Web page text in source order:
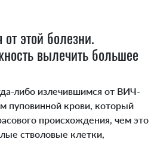
этой болезни.
вылечить большее
либо излечившимся от ВИЧ-
пуповинной крови, который
происхождения, чем это
стволовые клетки,